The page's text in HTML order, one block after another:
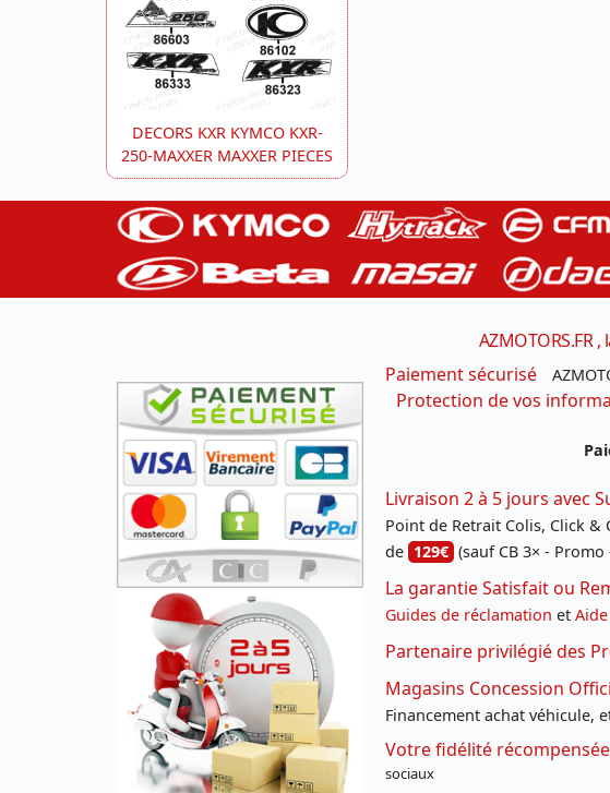
DECORS KXR KYMCO KXR-
250-MAXXER MAXXER PIECES
AZMOTORS.FR
Paiement sécurisé
Protection de vos
Livraison 2 à 5 jours avec
Point de Retrait Colis, Click &
de 129€ (sauf CB 3× -
La garantie Satisfait ou
Guides de réclamation et
Partenaire privilégié des
Magasins Concession
Financement achat véhicule,
Votre fidélité
sociaux